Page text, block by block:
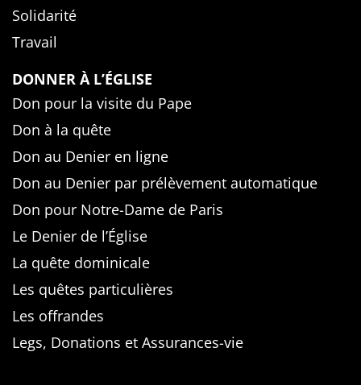
Solidarité
Travail
DONNER À L’ÉGLISE
Don pour la visite du Pape
Don à la quête
Don au Denier en ligne
Don au Denier par prélèvement automatique
Don pour Notre-Dame de Paris
Le Denier de l’Église
La quête dominicale
Les quêtes particulières
Les offrandes
Legs, Donations et Assurances-vie